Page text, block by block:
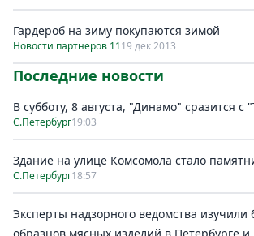
Гардероб на зиму покупаются зимой
Новости партнеров 1119 дек 2013
Последние новости
В субботу, 8 августа, "Динамо" сразится с
С.Петербург19:03
Здание на улице Комсомола стало
С.Петербург18:57
Эксперты надзорного ведомства изучили